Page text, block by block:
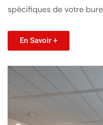
spécifiques de votre
En Savoir +